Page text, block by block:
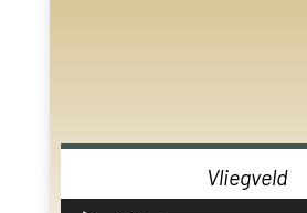
Vliegveld
Audiospeler